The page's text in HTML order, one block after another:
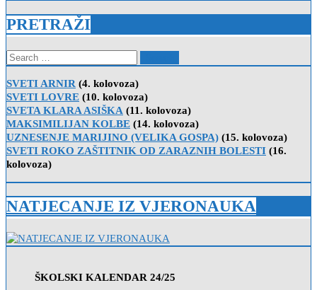
PRETRAŽI
Search
for:
SVETI ARNIR (4. kolovoza)
SVETI LOVRE (10. kolovoza)
SVETA KLARA ASIŠKA (11. kolovoza)
MAKSIMILIJAN KOLBE (14. kolovoza)
UZNESENJE MARIJINO (VELIKA GOSPA) (15. kolovoza)
SVETI ROKO ZAŠTITNIK OD ZARAZNIH BOLESTI (16.
kolovoza)
NATJECANJE IZ VJERONAUKA
ŠKOLSKI KALENDAR 24/25